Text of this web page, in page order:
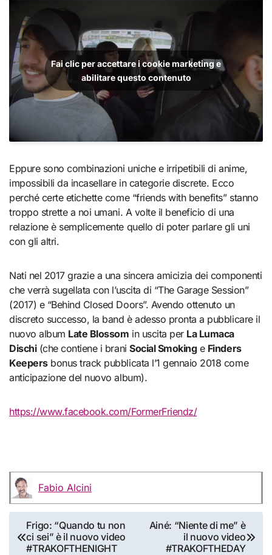
Fai clic per accettare i cookie marketing e
abilitare questo contenuto
Eppure sono combinazioni uniche e irripetibili di anime,
impossibili da incasellare in categorie discrete. Ecco
perché certe etichette come “friends with benefits” stanno
troppo strette a noi umani. A volte il beneficio di una
relazione è semplicemente quello di poter parlare gli uni
con gli altri.
Nati nel 2017 grazie a una sincera amicizia dei componenti
che verrà sugellata con l’uscita di “The Garage Session”
(2017) e “Behind Closed Doors”. Avendo ottenuto un
discreto successo, la band è adesso pronta a pubblicare il
nuovo album Late Blossom in uscita per La Lumaca
Dischi(che contiene i braniSocial Smokinge Finders
Keepersbonus track pubblicata l’1 gennaio 2018 come
anticipazione del nuovo album).
https://www.facebook.com/FormerFriendz/
Fabio Alcini
Navigazione
articoli
Frigo: “Quando tu non
ci sei” è il nuovo video
#TRAKOFTHENIGHT
Ainé: “Niente di me” è
il nuovo video
#TRAKOFTHEDAY